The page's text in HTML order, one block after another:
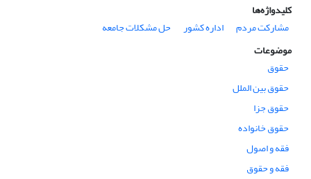
کلیدواژه‌ها
مشارکت مردم
اداره کشور
حل مشکلات جامعه
موضوعات
حقوق
حقوق بین الملل
حقوق جزا
حقوق خانواده
فقه و اصول
فقه و حقوق